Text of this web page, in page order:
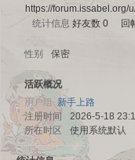
https://forum.issabel.org/
统计信息 好友数 0 回
性别 保密
活跃概况
用户组 新手上路
注册时间
2026-5-18
所在时区
使用系统默认